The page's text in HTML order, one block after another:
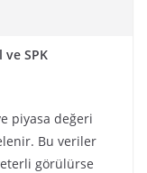
SPK
piyasa değeri
Bu veriler
görülürse